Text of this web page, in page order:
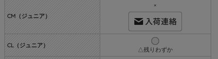
CM（ジュニア）
×
CL（ジュニア）
△残りわずか